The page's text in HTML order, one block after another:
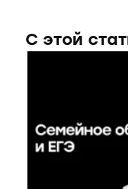
С этой